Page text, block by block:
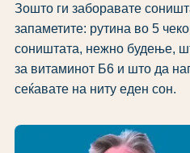
Зошто ги заборавате
запаметите: рутина во 5
соништата, нежно будење,
за витаминот Б6 и што да
сеќавате на ниту еден сон.